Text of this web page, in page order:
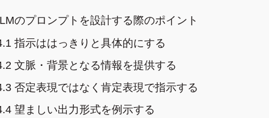
のプロンプトを設計する際のポイント
指示ははっきりと具体的にする
文脈・背景となる情報を提供する
否定表現ではなく肯定表現で指示する
望ましい出力形式を例示する